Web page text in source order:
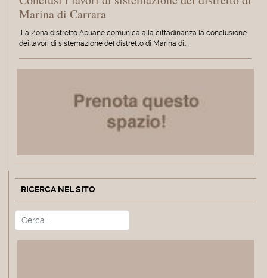
Marina di Carrara
La Zona distretto Apuane comunica alla cittadinanza la conclusione
dei lavori di sistemazione del distretto di Marina di…
RICERCA NEL SITO
Cerca Type 2 or more characters for